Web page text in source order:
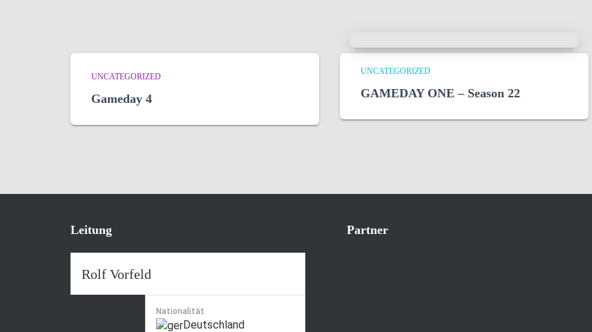
UNCATEGORIZED
Gameday 4
UNCATEGORIZED
GAMEDAY ONE – Season 22
Leitung
Rolf Vorfeld
Nationalität
Deutschland
Partner